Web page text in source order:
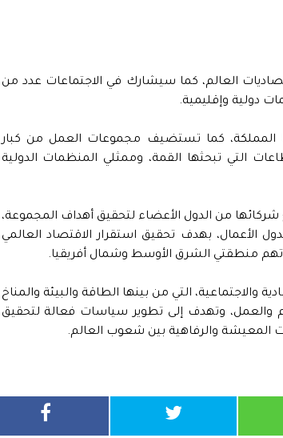
العالم، كما سيشارك في الاجتماعات عدد من
دولية وإقليمية.
المملكة، كما تستضيف مجموعات العمل من كبار
التي تبحثها القمة، وممثلي المنظمات الدولية
شركائها من الدول الأعضاء لتحقيق أهداف المجموعة،
الأعمال، بهدف تحقيق استقرار الاقتصاد العالمي
منطقتي الشرق الأوسط وشمال أفريقيا.
والاجتماعية، التي من بينها الطاقة والبيئة والمناخ
والعمل، وتهدف إلى تطوير سياسات فعالة لتحقيق
المعيشة والرفاهية بين شعوب العالم.